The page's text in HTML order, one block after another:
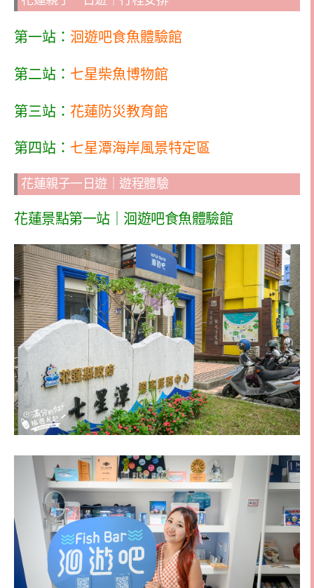
第一站： 洄遊吧食魚體驗館
第二站： 七星柴魚博物館
第三站： 花蓮防災教育館
第四站： 七星潭海岸風景特定區
花蓮親子一日遊｜遊程體驗
花蓮景點第一站｜洄遊吧食魚體驗館